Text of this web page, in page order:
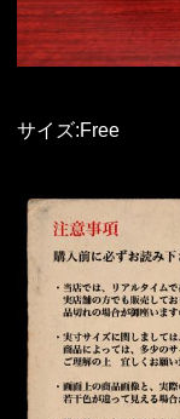
サイズ:Free